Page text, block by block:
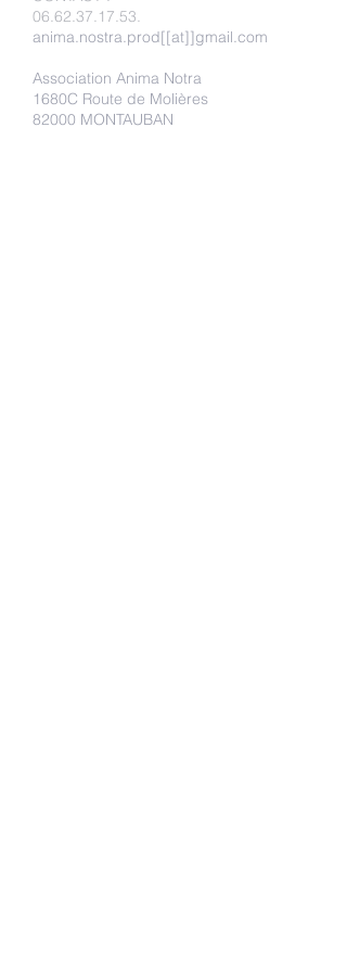
06.62.37.17.53.
anima.nostra.prod[[at]]gmail.com
Association Anima Notra
1680C Route de Molières
82000 MONTAUBAN